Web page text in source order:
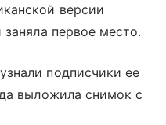
версии
заняла первое место.
подписчики ее
выложила снимок с